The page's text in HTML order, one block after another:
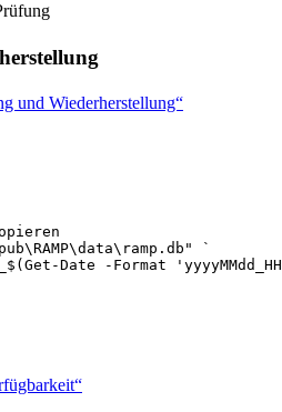
und Wiederherstellung“
"
`
$( Get-Date - Format '